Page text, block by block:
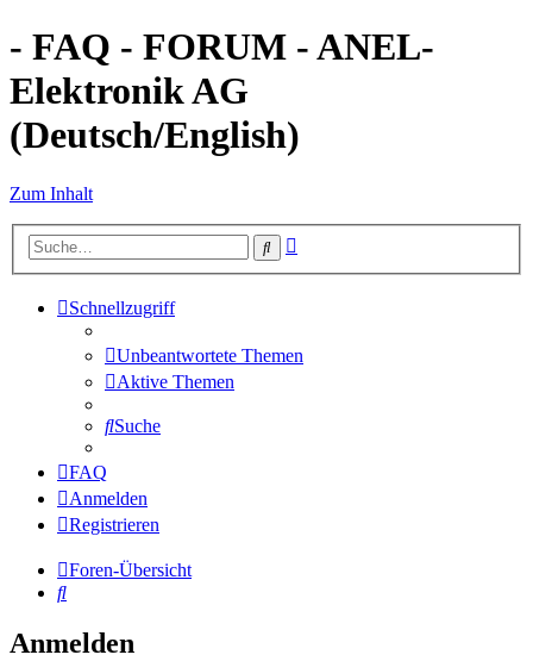
- FAQ - FORUM - ANEL-
Elektronik AG
(Deutsch/English)
Zum Inhalt
Suche
Schnellzugriff
Unbeantwortete Themen
Aktive Themen
Suche
FAQ
Anmelden
Registrieren
Foren-Übersicht
Suche
Anmelden